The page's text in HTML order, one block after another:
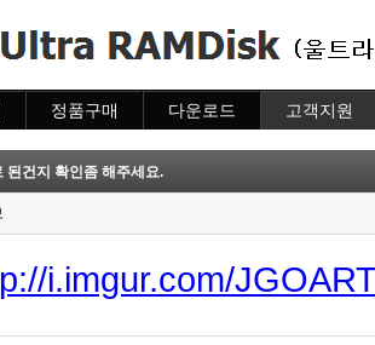
정품구매
주문조회
이용안내
다운로드 고객지원
질문하기
된건지 확인좀 해주세요.
i.imgur.com/